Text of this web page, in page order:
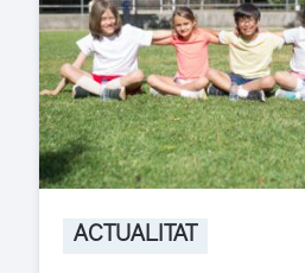
ACTUALITAT